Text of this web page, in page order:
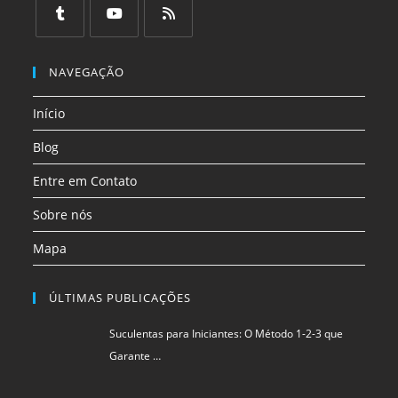
uma
aba
em
uma
aba
uma
em
nova
aba
em
aba
aba
NAVEGAÇÃO
Início
Blog
Entre em Contato
Sobre nós
Mapa
ÚLTIMAS PUBLICAÇÕES
Suculentas para Iniciantes: O Método 1-2-3 que
Garante …